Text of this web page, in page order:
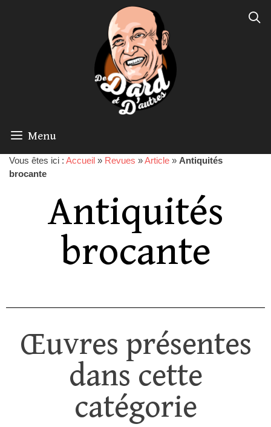
Menu
Vous êtes ici : Accueil » Revues »Article » Antiquités
brocante
Antiquités
brocante
Œuvres présentes
dans cette
catégorie